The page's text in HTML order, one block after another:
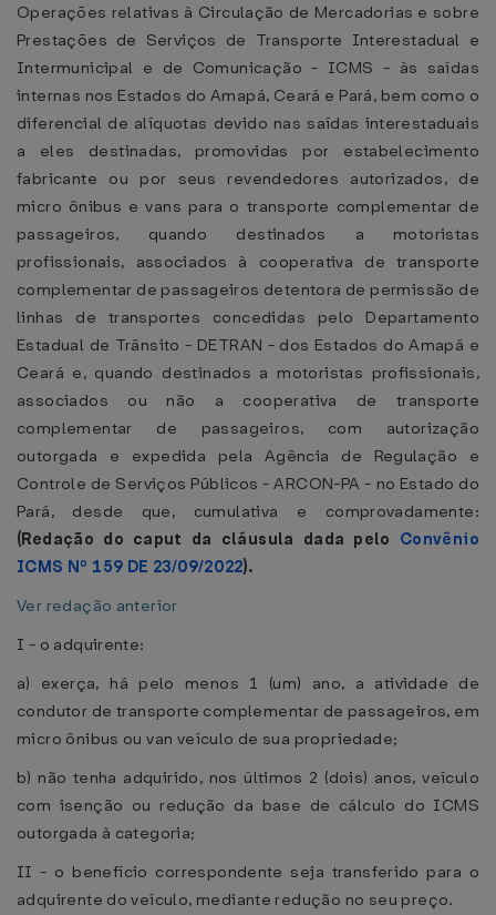
Operações relativas à Circulação de Mercadorias e sobre
Prestações de Serviços de Transporte Interestadual e
Intermunicipal e de Comunicação - ICMS - às saídas
internas nos Estados do Amapá, Ceará e Pará, bem como o
diferencial de alíquotas devido nas saídas interestaduais
a eles destinadas, promovidas por estabelecimento
fabricante ou por seus revendedores autorizados, de
micro ônibus e vans para o transporte complementar de
passageiros, quando destinados a motoristas
profissionais, associados à cooperativa de transporte
complementar de passageiros detentora de permissão de
linhas de transportes concedidas pelo Departamento
Estadual de Trânsito - DETRAN - dos Estados do Amapá e
Ceará e, quando destinados a motoristas profissionais,
associados ou não a cooperativa de transporte
complementar de passageiros, com autorização
outorgada e expedida pela Agência de Regulação e
Controle de Serviços Públicos - ARCON-PA - no Estado do
Pará, desde que, cumulativa e comprovadamente:
(Redação do caput da cláusula dada pelo Convênio
ICMS Nº 159 DE 23/09/2022).
Ver redação anterior
I - o adquirente:
a) exerça, há pelo menos 1 (um) ano, a atividade de
condutor de transporte complementar de passageiros, em
micro ônibus ou van veículo de sua propriedade;
b) não tenha adquirido, nos últimos 2 (dois) anos, veículo
com isenção ou redução da base de cálculo do ICMS
outorgada à categoria;
II - o benefício correspondente seja transferido para o
adquirente do veículo, mediante redução no seu preço.